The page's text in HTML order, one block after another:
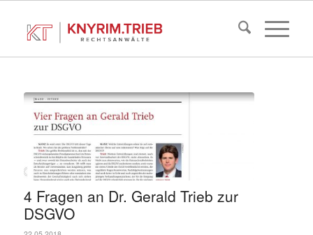
4 Fragen an Dr. Gerald Trieb zur
DSGVO